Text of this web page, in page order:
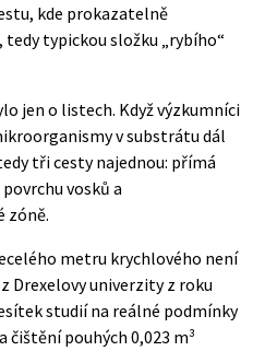
kde prokazatelně
typickou složku „rybího“
jen o listech. Když výzkumníci
v substrátu dál
tři cesty najednou: přímá
vosků a
zóně.
metru krychlového není
Drexelovy univerzity z roku
studií na reálné podmínky
čištění pouhých 0,023 m³